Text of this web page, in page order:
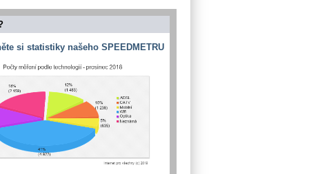
si statistiky našeho SPEEDMETRU